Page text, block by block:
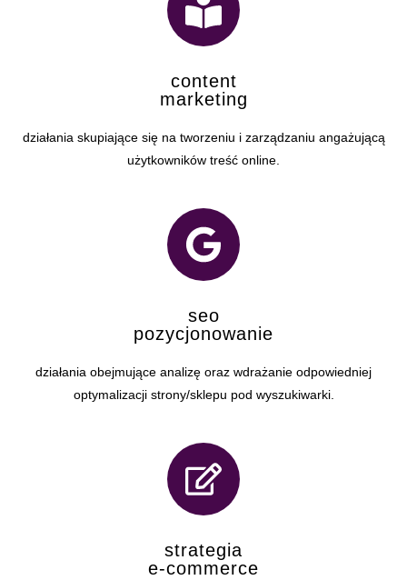
content
marketing
działania skupiające się na tworzeniu i zarządzaniu angażującą
użytkowników treść online.
seo
pozycjonowanie
działania obejmujące analizę oraz wdrażanie odpowiedniej
optymalizacji strony/sklepu pod wyszukiwarki.
strategia
e-commerce